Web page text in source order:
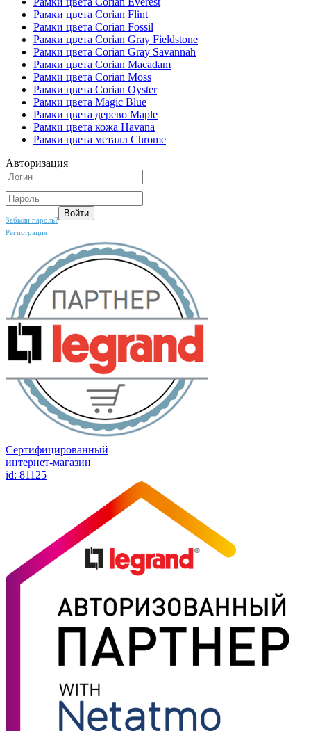
Рамки цвета Corian Flint
Рамки цвета Corian Fossil
Рамки цвета Corian Gray Fieldstone
Рамки цвета Corian Gray Savannah
Рамки цвета Corian Macadam
Рамки цвета Corian Moss
Рамки цвета Corian Oyster
Рамки цвета Magic Blue
Рамки цвета дерево Maple
Рамки цвета кожа Havana
Рамки цвета металл Chrome
Авторизация
Забыли пароль?
Регистрация
Сертифицированный
интернет-магазин
id: 81125